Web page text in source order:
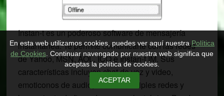
Instan-t es un poderoso software de mensajería
instantánea. Te permite comunicarte con las redes
de Yahoo, MSN, AOL, ICQ e Instan-t IM. Sus
características incluyen chat de voz y video,
emoticonos de audio, chat en múltiples redes y
En esta web utilizamos cookies, puedes ver aquí nuestra Política
de Cookies. Continuar navengado por nuestra web significa que
aceptas la política de cookies.
ACEPTAR